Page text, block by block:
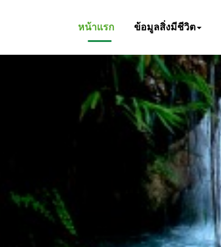
หน้าแรก ข้อมูลสิ่งมีชีวิต